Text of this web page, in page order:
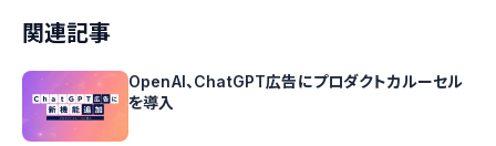
関連記事
OpenAI、ChatGPT広告にプロダクトカルーセル
を導入